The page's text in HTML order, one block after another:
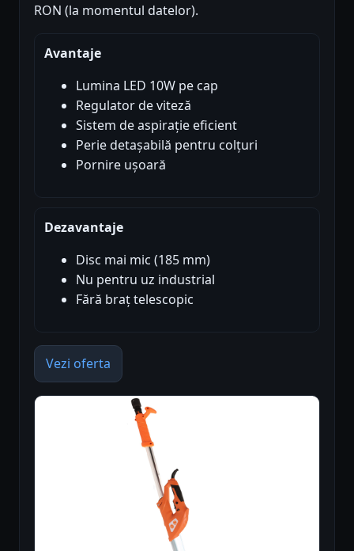
RON (la momentul datelor).
Avantaje
Lumina LED 10W pe cap
Regulator de viteză
Sistem de aspirație eficient
Perie detașabilă pentru colțuri
Pornire ușoară
Dezavantaje
Disc mai mic (185 mm)
Nu pentru uz industrial
Fără braț telescopic
Vezi oferta